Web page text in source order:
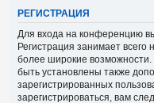
РЕГИСТРАЦИЯ
Для входа на конференцию
Регистрация занимает всего
более широкие
быть установлены также
зарегистрированных
зарегистрироваться, вам